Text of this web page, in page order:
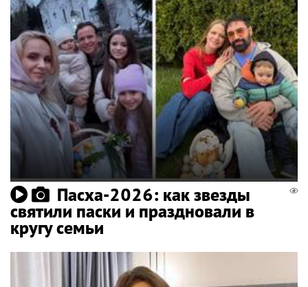
Пасха-2026: как звезды
святили паски и праздновали в
кругу семьи